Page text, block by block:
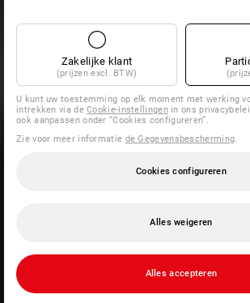
Zakelijke klant
(prijzen excl. BTW)
U kunt uw toestemming op elk moment met werking
intrekken via deCookie-instellingenin ons
ook aanpassen onder “Cookies configureren”.
Zie voor meer informatie de Gegevensbescherming
Cookies configureren
Alles weigeren
Alles accepteren